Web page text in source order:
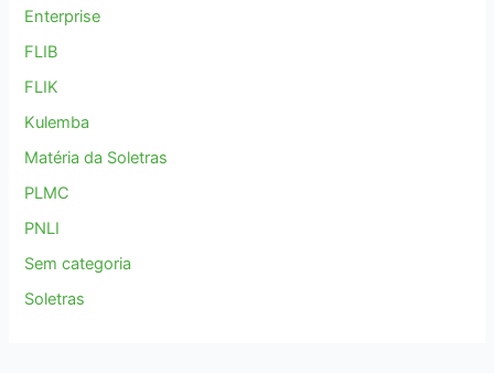
Enterprise
FLIB
FLIK
Kulemba
Matéria da Soletras
PLMC
PNLI
Sem categoria
Soletras